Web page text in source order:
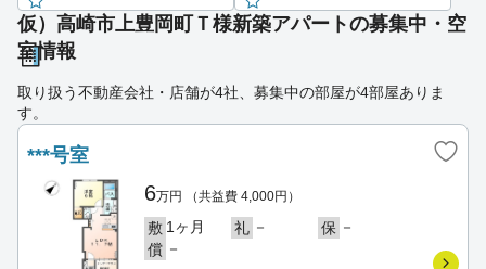
仮）高崎市上豊岡町Ｔ様新築アパートの募集中・空
室情報
取り扱う不動産会社・店舗が4社、募集中の部屋が4部屋ありま
す。
***号室
6万円 （共益費 4,000円）
敷 1ヶ月 礼 － 保 －
償 －